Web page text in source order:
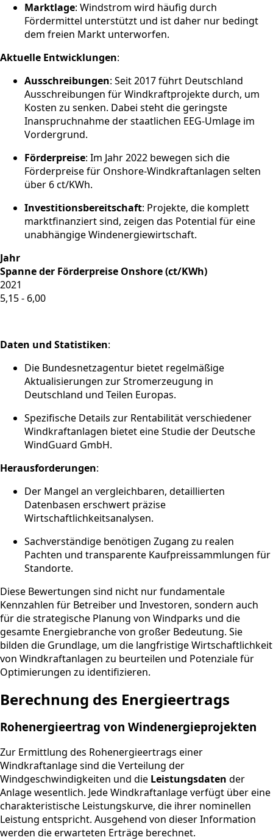
Marktlage: Windstrom wird häufig durch
Fördermittel unterstützt und ist daher nur bedingt
dem freien Markt unterworfen.
Aktuelle Entwicklungen:
Ausschreibungen: Seit 2017 führt Deutschland
Ausschreibungen für Windkraftprojekte durch, um
Kosten zu senken. Dabei steht die geringste
Inanspruchnahme der staatlichen EEG-Umlage im
Vordergrund.
Förderpreise: Im Jahr 2022 bewegen sich die
Förderpreise für Onshore-Windkraftanlagen selten
über 6 ct/KWh.
Investitionsbereitschaft: Projekte, die komplett
marktfinanziert sind, zeigen das Potential für eine
unabhängige Windenergiewirtschaft.
Jahr
Spanne der Förderpreise Onshore (ct/KWh)
2021
5,15 - 6,00
Daten und Statistiken:
Die Bundesnetzagentur bietet regelmäßige
Aktualisierungen zur Stromerzeugung in
Deutschland und Teilen Europas.
Spezifische Details zur Rentabilität verschiedener
Windkraftanlagen bietet eine Studie der Deutsche
WindGuard GmbH.
Herausforderungen:
Der Mangel an vergleichbaren, detaillierten
Datenbasen erschwert präzise
Wirtschaftlichkeitsanalysen.
Sachverständige benötigen Zugang zu realen
Pachten und transparente Kaufpreissammlungen für
Standorte.
Diese Bewertungen sind nicht nur fundamentale
Kennzahlen für Betreiber und Investoren, sondern auch
für die strategische Planung von Windparks und die
gesamte Energiebranche von großer Bedeutung. Sie
bilden die Grundlage, um die langfristige Wirtschaftlichkeit
von Windkraftanlagen zu beurteilen und Potenziale für
Optimierungen zu identifizieren.
Berechnung des Energieertrags
Rohenergieertrag von Windenergieprojekten
Zur Ermittlung des Rohenergieertrags einer
Windkraftanlage sind die Verteilung der
Windgeschwindigkeiten und die Leistungsdaten der
Anlage wesentlich. Jede Windkraftanlage verfügt über eine
charakteristische Leistungskurve, die ihrer nominellen
Leistung entspricht. Ausgehend von dieser Information
werden die erwarteten Erträge berechnet.